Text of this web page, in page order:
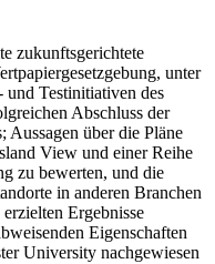
zukunftsgerichtete
unter
und Testinitiativen des
Abschluss der
Aussagen über die Pläne
View und einer Reihe
zu bewerten, und die
in anderen Branchen
Ergebnisse
Eigenschaften
University nachgewiesen